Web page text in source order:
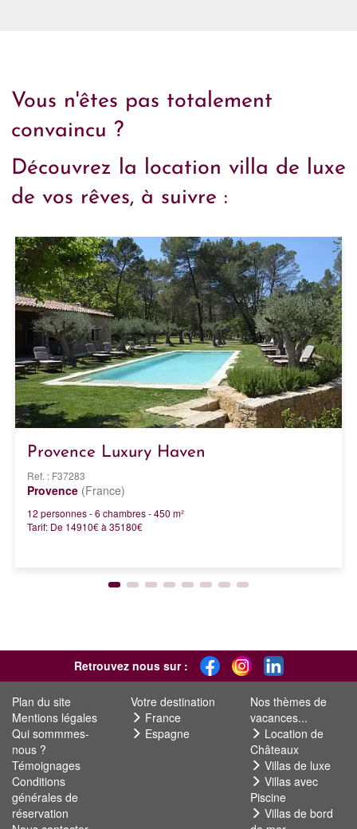
Vous n'êtes pas totalement
convaincu ?
Découvrez la location villa de luxe
de vos rêves, à suivre :
Provence Luxury Haven
Ref. : F37283
Provence (France)
12 personnes - 6 chambres - 450 m²
Tarif: De 14910€ à 35180€
Retrouvez nous sur :
Plan du site
Mentions légales
Qui sommmes-
nous ?
Témoignages
Conditions
générales de
réservation
Votre destination
France
Espagne
Nos thèmes de
vacances...
Location de
Châteaux
Villas de luxe
Villas avec
Piscine
Villas de bord